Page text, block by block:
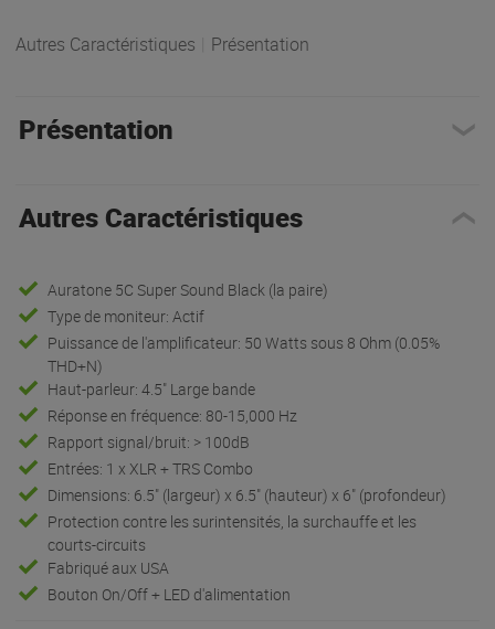
Autres Caractéristiques Présentation
Présentation
Autres Caractéristiques
Auratone 5C Super Sound Black (la paire)
Type de moniteur: Actif
Puissance de l'amplificateur: 50 Watts sous 8 Ohm (0.05%
THD+N)
Haut-parleur: 4.5" Large bande
Réponse en fréquence: 80-15,000 Hz
Rapport signal/bruit: > 100dB
Entrées: 1 x XLR + TRS Combo
Dimensions: 6.5" (largeur) x 6.5" (hauteur) x 6" (profondeur)
Protection contre les surintensités, la surchauffe et les
courts-circuits
Fabriqué aux USA
Bouton On/Off + LED d'alimentation